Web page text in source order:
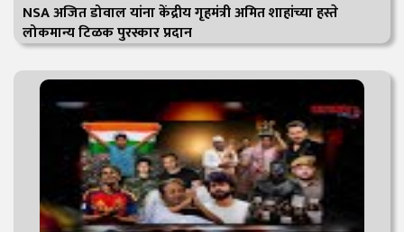
NSA अजित डोवाल यांना केंद्रीय गृहमंत्री अमित शाहांच्या हस्ते
लोकमान्य टिळक पुरस्कार प्रदान